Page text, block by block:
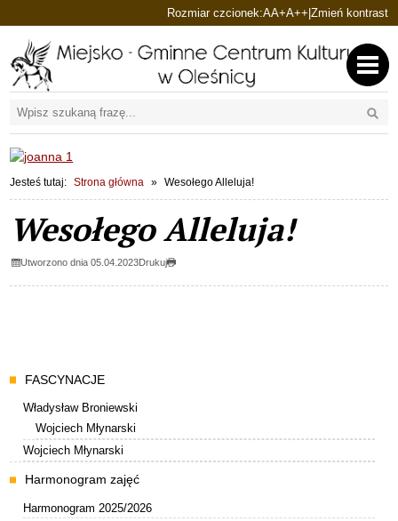
Przejdź do wyszukiwarki
Rozmiar czcionek:Ustaw domyślną czcionkę
AUstaw większą czcionkę
A+Ustaw największą
A++ Zmień kontrast
«
1
Jesteś tutaj: Strona główna Wesołego Alleluja!
Wesołego Alleluja!
Utworzono dnia 05.04.2023Drukuj
Menu
FASCYNACJE
Władysław Broniewski
Wojciech Młynarski
Wojciech Młynarski
Harmonogram zajęć
Harmonogram 2025/2026